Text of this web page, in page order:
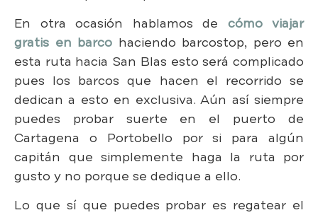
En otra ocasión hablamos de cómo viajar
gratis en barco haciendo barcostop, pero en
esta ruta hacia San Blas esto será complicado
pues los barcos que hacen el recorrido se
dedican a esto en exclusiva. Aún así siempre
puedes probar suerte en el puerto de
Cartagena o Portobello por si para algún
capitán que simplemente haga la ruta por
gusto y no porque se dedique a ello.
Lo que sí que puedes probar es regatear el